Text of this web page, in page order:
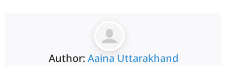
Author: Aaina Uttarakhand